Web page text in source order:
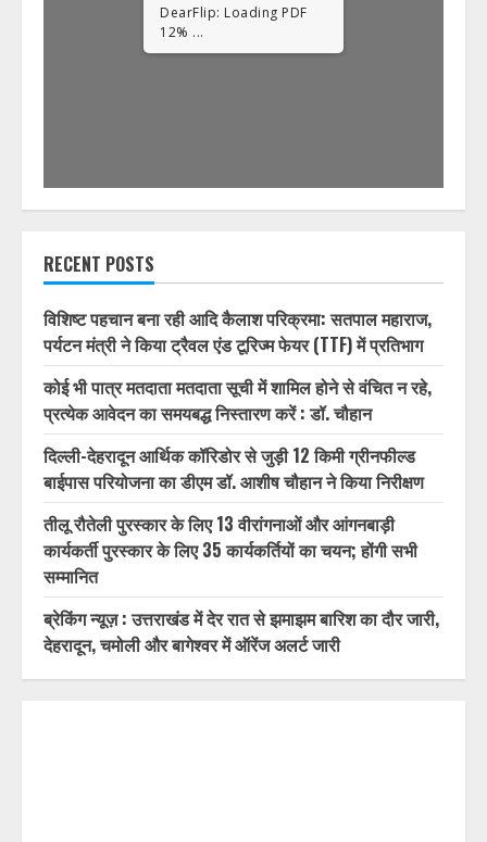
DearFlip: Loading PDF
23% ...
RECENT POSTS
विशिष्ट पहचान बना रही आदि कैलाश परिक्रमा: सतपाल महाराज,
पर्यटन मंत्री ने किया ट्रैवल एंड टूरिज्म फेयर (TTF) में प्रतिभाग
कोई भी पात्र मतदाता मतदाता सूची में शामिल होने से वंचित न रहे,
प्रत्येक आवेदन का समयबद्ध निस्तारण करें : डॉ. चौहान
दिल्ली-देहरादून आर्थिक कॉरिडोर से जुड़ी 12 किमी ग्रीनफील्ड
बाईपास परियोजना का डीएम डॉ. आशीष चौहान ने किया निरीक्षण
तीलू रौतेली पुरस्कार के लिए 13 वीरांगनाओं और आंगनबाड़ी
कार्यकर्ती पुरस्कार के लिए 35 कार्यकर्तियों का चयन; होंगी सभी
सम्मानित
ब्रेकिंग न्यूज़ : उत्तराखंड में देर रात से झमाझम बारिश का दौर जारी,
देहरादून, चमोली और बागेश्वर में ऑरेंज अलर्ट जारी